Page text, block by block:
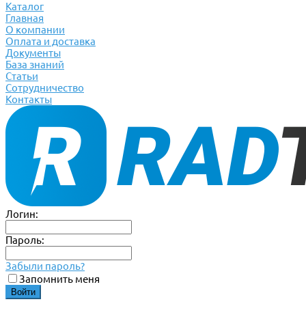
Каталог
Главная
О компании
Оплата и доставка
Документы
База знаний
Статьи
Сотрудничество
Контакты
Логин:
Пароль:
Забыли пароль?
Запомнить меня